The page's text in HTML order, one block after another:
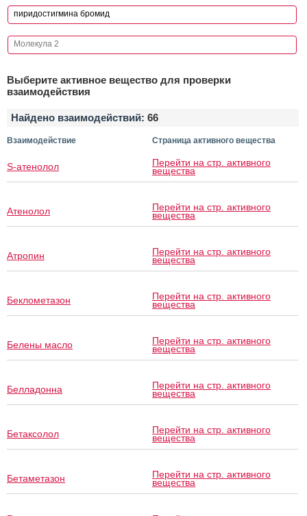
Выберите активное вещество для проверки
взаимодействия
Найдено взаимодействий: 66
Взаимодействие Страница активного вещества
S-атенолол Перейти на стр. активного
вещества
Атенолол Перейти на стр. активного
вещества
Атропин Перейти на стр. активного
вещества
Беклометазон Перейти на стр. активного
вещества
Белены масло Перейти на стр. активного
вещества
Белладонна Перейти на стр. активного
вещества
Бетаксолол Перейти на стр. активного
вещества
Бетаметазон Перейти на стр. активного
вещества